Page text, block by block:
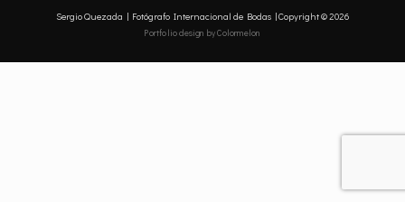
Sergio Quezada | Fotógrafo Internacional de Bodas | Copyright © 2026
Portfolio design by Colormelon